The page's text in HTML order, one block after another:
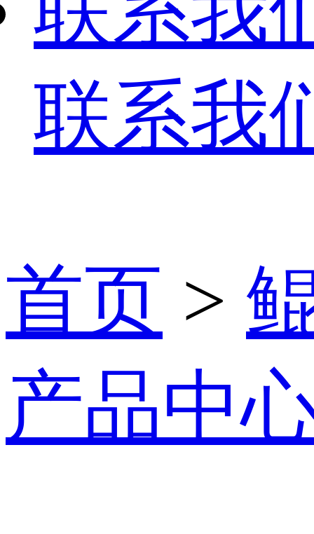
联系我
首页 >
产品中